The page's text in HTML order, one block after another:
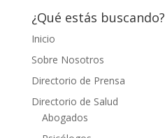
¿Qué estás buscando?
Inicio
Sobre Nosotros
Directorio de Prensa
Directorio de Salud
Abogados